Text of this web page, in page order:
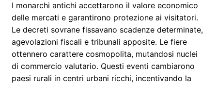
I monarchi antichi accettarono il valore economico
delle mercati e garantirono protezione ai visitatori.
Le decreti sovrane fissavano scadenze determinate,
agevolazioni fiscali e tribunali apposite. Le fiere
ottennero carattere cosmopolita, mutandosi nuclei
di commercio valutario. Questi eventi cambiarono
paesi rurali in centri urbani ricchi, incentivando la